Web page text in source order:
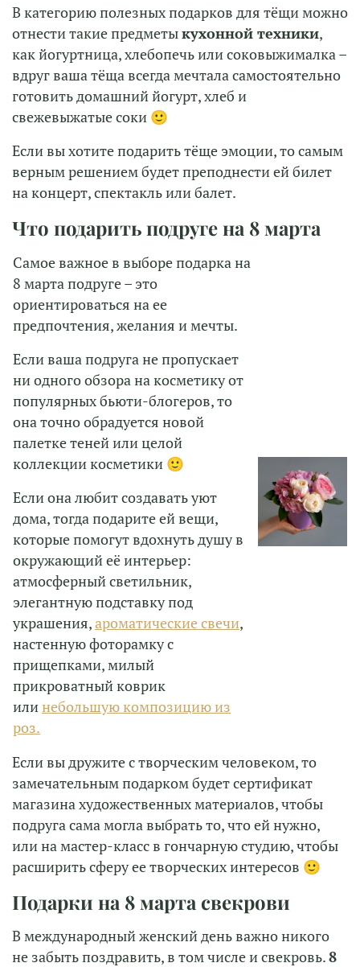
В категорию полезных подарков для тёщи можно
отнести такие предметыкухонной техники,
как йогуртница, хлебопечь или соковыжималка –
вдруг ваша тёща всегда мечтала самостоятельно
готовить домашний йогурт, хлеб и
свежевыжатые соки 🙂
Если вы хотите подарить тёще эмоции, то самым
верным решением будет преподнести ей билет
на концерт, спектакль или балет.
Что подарить подруге на 8 марта
Самое важное в выборе подарка на
8 марта подруге – это
ориентироваться на ее
предпочтения, желания и мечты.
Если ваша подруга не пропускает
ни одного обзора на косметику от
популярных бьюти-блогеров, то
она точно обрадуется новой
палетке теней или целой
коллекции косметики 🙂
Если она любит создавать уют
дома, тогда подарите ей вещи,
которые помогут вдохнуть душу в
окружающий её интерьер:
атмосферный светильник,
элегантную подставку под
украшения,ароматические свечи,
настенную фоторамку с
прищепками, милый
прикроватный коврик
илинебольшую композицию из
роз.
Если вы дружите с творческим человеком, то
замечательным подарком будет сертификат
магазина художественных материалов, чтобы
подруга сама могла выбрать то, что ей нужно,
или на мастер-класс в гончарную студию, чтобы
расширить сферу ее творческих интересов 🙂
Подарки на 8 марта свекрови
В международный женский день важно никого
не забыть поздравить, в том числе и свекровь.8